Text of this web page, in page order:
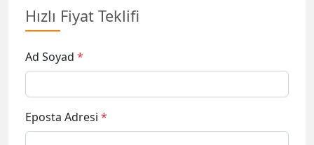
Hızlı Fiyat Teklifi
Ad Soyad *
Eposta Adresi *